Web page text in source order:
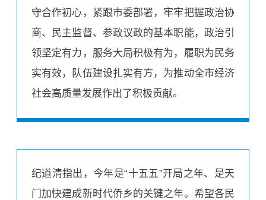
守合作初心，紧跟市委部署，牢牢把握政治协
商、民主监督、参政议政的基本职能，政治引
领坚定有力，服务大局积极有为，履职为民务
实有效，队伍建设扎实有方，为推动全市经济
社会高质量发展作出了积极贡献。
纪道清指出，今年是“十五五”开局之年、是天
门加快建成新时代侨乡的关键之年。希望各民